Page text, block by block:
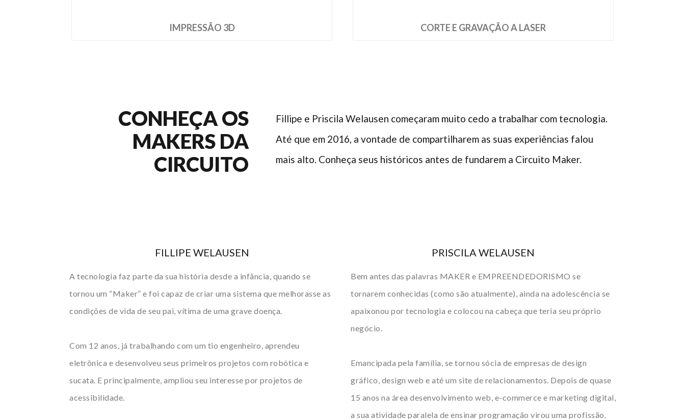
IMPRESSÃO 3D CORTE E GRAVAÇÃO A LASER
CONHEÇA OS
MAKERS DA
CIRCUITO
Fillipe e Priscila Welausen começaram muito cedo a trabalhar com tecnologia.
Até que em 2016, a vontade de compartilharem as suas experiências falou
mais alto. Conheça seus históricos antes de fundarem a Circuito Maker.
FILLIPE WELAUSEN
A tecnologia faz parte da sua história desde a infância, quando se
tornou um “Maker” e foi capaz de criar uma sistema que melhorasse as
condições de vida de seu pai, vítima de uma grave doença.
Com 12 anos, já trabalhando com um tio engenheiro, aprendeu
eletrônica e desenvolveu seus primeiros projetos com robótica e
sucata. E principalmente, ampliou seu interesse por projetos de
acessibilidade.
PRISCILA WELAUSEN
Bem antes das palavras MAKER e EMPREENDEDORISMO se
tornarem conhecidas (como são atualmente), ainda na adolescência se
apaixonou por tecnologia e colocou na cabeça que teria seu próprio
negócio.
Emancipada pela família, se tornou sócia de empresas de design
gráfico, design web e até um site de relacionamentos. Depois de quase
15 anos na área desenvolvimento web, e-commerce e marketing digital,
a sua atividade paralela de ensinar programação virou uma profissão.